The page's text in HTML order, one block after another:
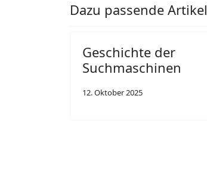
Dazu passende Artikel
Geschichte der
Suchmaschinen
12. Oktober 2025